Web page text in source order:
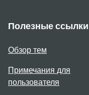
Полезные ссылки
Обзор тем
Примечания для
пользователя